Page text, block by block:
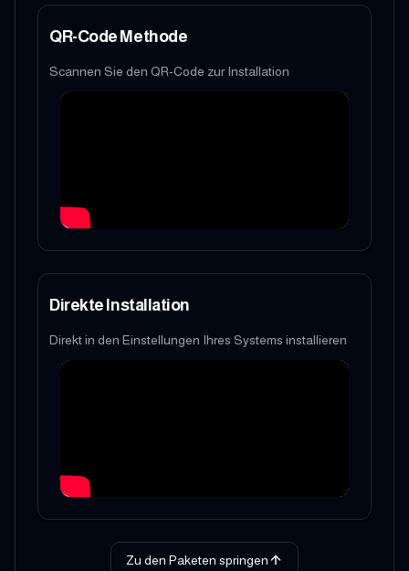
QR-Code Methode
Scannen Sie den QR-Code zur Installation
Direkte Installation
Direkt in den Einstellungen Ihres Systems installieren
Zu den Paketen springen